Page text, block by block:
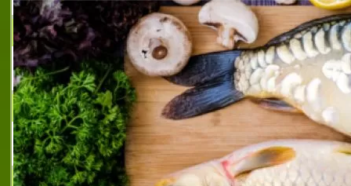
РЕСТОРАНТ ТЕОДОРОС
Ресторант Теодорос - Плевен
СНЕК-БАР АКТИНИДИА
Снек-бар Актинидиа, гр. Любимец